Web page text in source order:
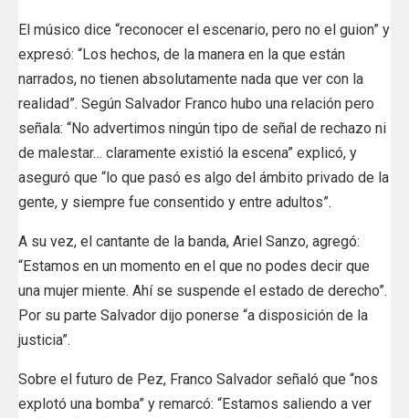
El músico dice “reconocer el escenario, pero no el guion” y
expresó: “Los hechos, de la manera en la que están
narrados, no tienen absolutamente nada que ver con la
realidad”. Según Salvador Franco hubo una relación pero
señala: “No advertimos ningún tipo de señal de rechazo ni
de malestar… claramente existió la escena” explicó, y
aseguró que “lo que pasó es algo del ámbito privado de la
gente, y siempre fue consentido y entre adultos”.
A su vez, el cantante de la banda, Ariel Sanzo, agregó:
“Estamos en un momento en el que no podes decir que
una mujer miente. Ahí se suspende el estado de derecho”.
Por su parte Salvador dijo ponerse “a disposición de la
justicia”.
Sobre el futuro de Pez, Franco Salvador señaló que “nos
explotó una bomba” y remarcó: “Estamos saliendo a ver